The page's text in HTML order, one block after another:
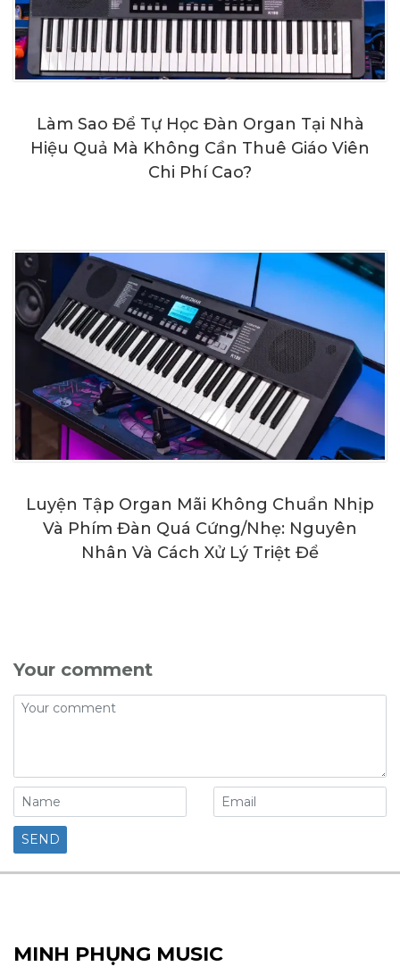
Làm Sao Để Tự Học Đàn Organ Tại Nhà
Hiệu Quả Mà Không Cần Thuê Giáo Viên
Chi Phí Cao?
Luyện Tập Organ Mãi Không Chuẩn Nhịp
Và Phím Đàn Quá Cứng/Nhẹ: Nguyên
Nhân Và Cách Xử Lý Triệt Để
Your comment
MINH PHỤNG MUSIC